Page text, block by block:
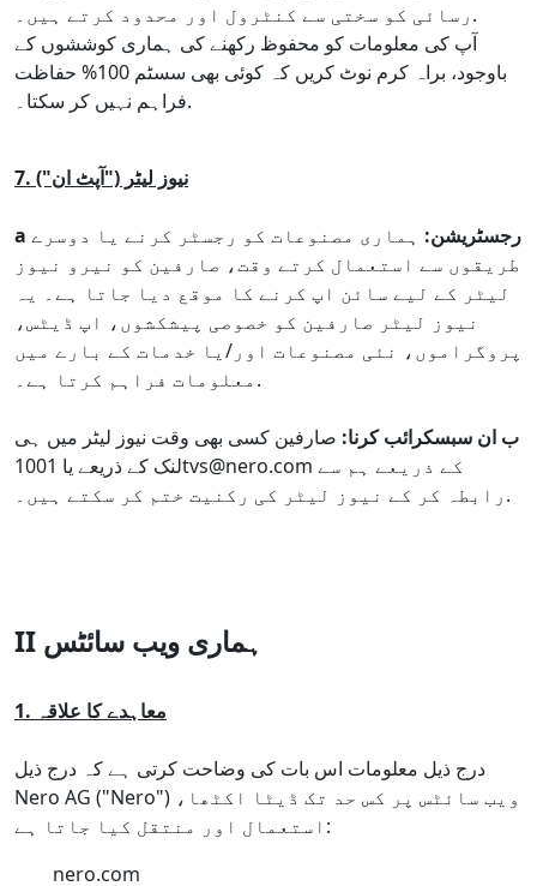
رسائی کو سختی سے کنٹرول اور محدود کرتے ہیں۔.
آپ کی معلومات کو محفوظ رکھنے کی ہماری کوششوں کے
باوجود، براہ کرم نوٹ کریں کہ کوئی بھی سسٹم 100% حفاظت
فراہم نہیں کر سکتا۔.
7. نیوز لیٹر ("آپٹ ان")
a رجسٹریشن: ہماری مصنوعات کو رجسٹر کرنے یا دوسرے
طریقوں سے استعمال کرتے وقت، صارفین کو نیرو نیوز
لیٹر کے لیے سائن اپ کرنے کا موقع دیا جاتا ہے۔ یہ
نیوز لیٹر صارفین کو خصوصی پیشکشوں، اپ ڈیٹس،
پروگراموں، نئی مصنوعات اور/یا خدمات کے بارے میں
معلومات فراہم کرتا ہے۔.
ب ان سبسکرائب کرنا: صارفین کسی بھی وقت نیوز لیٹر میں ہی
لنک کے ذریعے یا 1001tvs@nero.com کے ذریعے ہم سے
رابطہ کر کے نیوز لیٹر کی رکنیت ختم کر سکتے ہیں۔.
II ہماری ویب سائٹس
1. معاہدے کا علاقہ
درج ذیل معلومات اس بات کی وضاحت کرتی ہے کہ درج ذیل
Nero AG ("Nero") ویب سائٹس پر کس حد تک ڈیٹا اکٹھا،
استعمال اور منتقل کیا جاتا ہے:
nero.com